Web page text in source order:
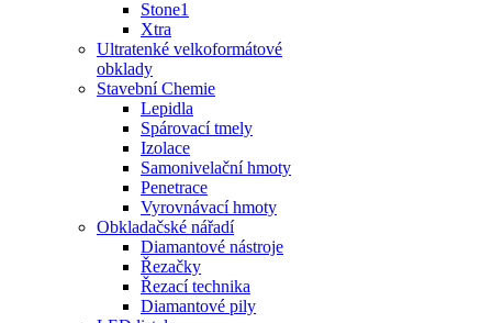
Stone1
Xtra
Ultratenké velkoformátové
obklady
Stavební Chemie
Lepidla
Spárovací tmely
Izolace
Samonivelační hmoty
Penetrace
Vyrovnávací hmoty
Obkladačské nářadí
Diamantové nástroje
Řezačky
Řezací technika
Diamantové pily